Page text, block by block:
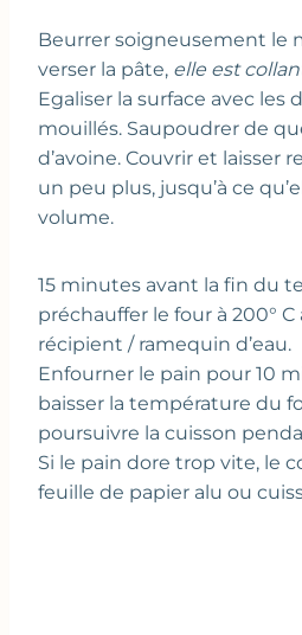
Beurrer soigneusement le
verser la pâte, elle est
Egaliser la surface avec
mouillés. Saupoudrer de
d’avoine. Couvrir et laisser
un peu plus, jusqu’à ce
volume.
15 minutes avant la fin du
préchauffer le four à 200°
récipient / ramequin d’eau.
Enfourner le pain pour 10
baisser la température du
poursuivre la cuisson
Si le pain dore trop vite, le
feuille de papier alu ou